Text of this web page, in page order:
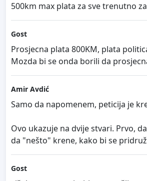
500km max plata za sve trenutno
Gost
Prosjecna plata 800KM, plata
Mozda bi se onda borili da
Amir Avdić
Samo da napomenem, peticija je
Ovo ukazuje na dvije stvari. Prvo,
da "nešto" krene, kako bi se
Gost